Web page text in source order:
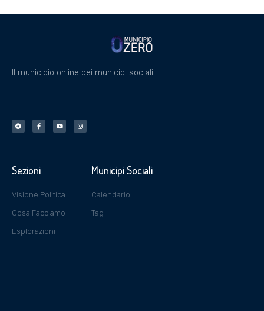
Il municipio online dei municipi sociali
Sezioni
Visione Politica
Cosa Facciamo
Esplorazioni
Municipi Sociali
Calendario
Tag